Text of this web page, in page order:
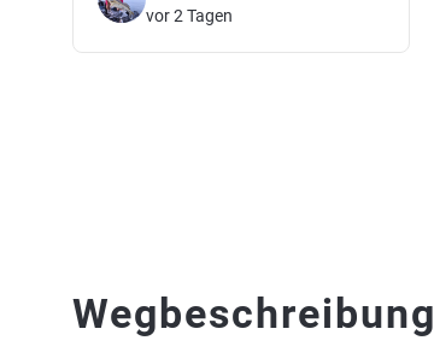
vor 2 Tagen
Wegbeschreibung